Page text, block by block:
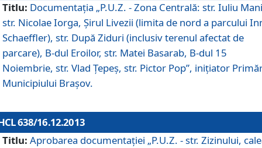
Titlu: Documentaţia „P.U.Z. - Zona Centrală: str. Iuliu
str. Nicolae Iorga, Şirul Livezii (limita de nord a parcului
Schaeffler), str. După Ziduri (inclusiv terenul afectat de
parcare), B-dul Eroilor, str. Matei Basarab, B-dul 15
Noiembrie, str. Vlad Ţepeş, str. Pictor Pop”, iniţiator
Municipiului Braşov.
638/16.12.2013
Titlu: Aprobarea documentaţiei „P.U.Z. - str. Zizinului,